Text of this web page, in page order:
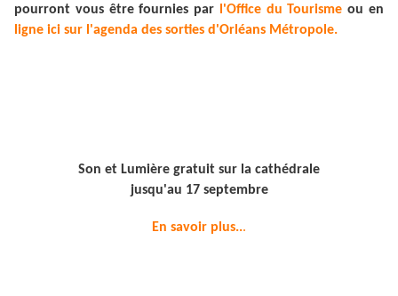
pourront vous être fournies par
l'Office du Tourisme ou en
ligne ici sur l'agenda des sorties d'Orléans Métropole.
Son et Lumière gratuit sur la cathédrale
jusqu'au 17 septembre
En savoir plus...